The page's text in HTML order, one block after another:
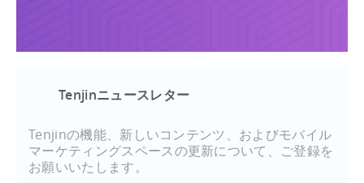
Tenjinニュースレター
Tenjinの機能、新しいコンテンツ、およびモバイル
マーケティングスペースの更新について、ご登録を
お願いいたします。